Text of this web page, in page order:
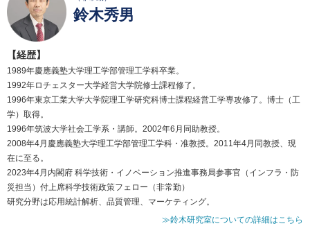
鈴木秀男
【経歴】
1989年慶應義塾大学理工学部管理工学科卒業。
1992年ロチェスター大学経営大学院修士課程修了。
1996年東京工業大学大学院理工学研究科博士課程経営工学専攻修了。博士（工
学）取得。
1996年筑波大学社会工学系・講師。2002年6月同助教授。
2008年4月慶應義塾大学理工学部管理工学科・准教授。2011年4月同教授、現
在に至る。
2023年4月内閣府 科学技術・イノベーション推進事務局参事官（インフラ・防
災担当）付上席科学技術政策フェロー（非常勤）
研究分野は応用統計解析、品質管理、マーケティング。
≫鈴木研究室についての詳細はこちら